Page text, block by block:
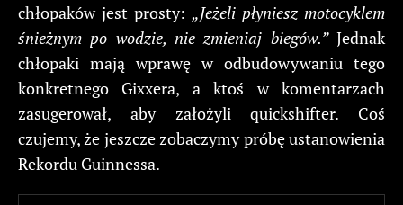
chłopaków jest prosty: „Jeżeli płyniesz motocyklem
śnieżnym po wodzie, nie zmieniaj biegów.”Jednak
chłopaki mają wprawę w odbudowywaniu tego
konkretnego Gixxera, a ktoś w komentarzach
zasugerował, aby założyli quickshifter. Coś
czujemy, że jeszcze zobaczymy próbę ustanowienia
Rekordu Guinnessa.